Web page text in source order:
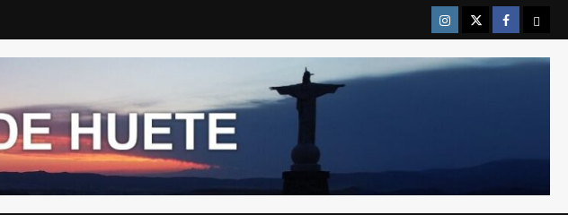
Instragram
TwitterFacebook